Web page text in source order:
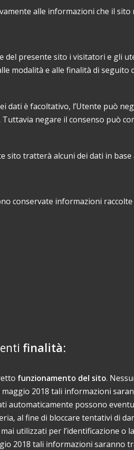
alle informazioni che il sito
del presente sito i visitatori e gli
modalità e alle finalità di seguito
è facoltativo, l’Utente può
negare il consenso può
sito tratterà alcuni dei dati in
conservate informazioni
finalità:
funzionamento del sito.
2018 tali informazioni
possono
al fine di bloccare tentativi di
utilizzati per l’identificazione o
2018 tali informazioni saranno